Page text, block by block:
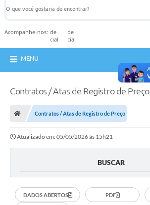
Acompanhe-nos:
MENU
Contratos / Atas de Registro de Preço
Contratos / Atas de Registro de Preço
Atualizado em: 05/05/2026 às 15h21
BUSCAR
DADOS ABERTOS PDF